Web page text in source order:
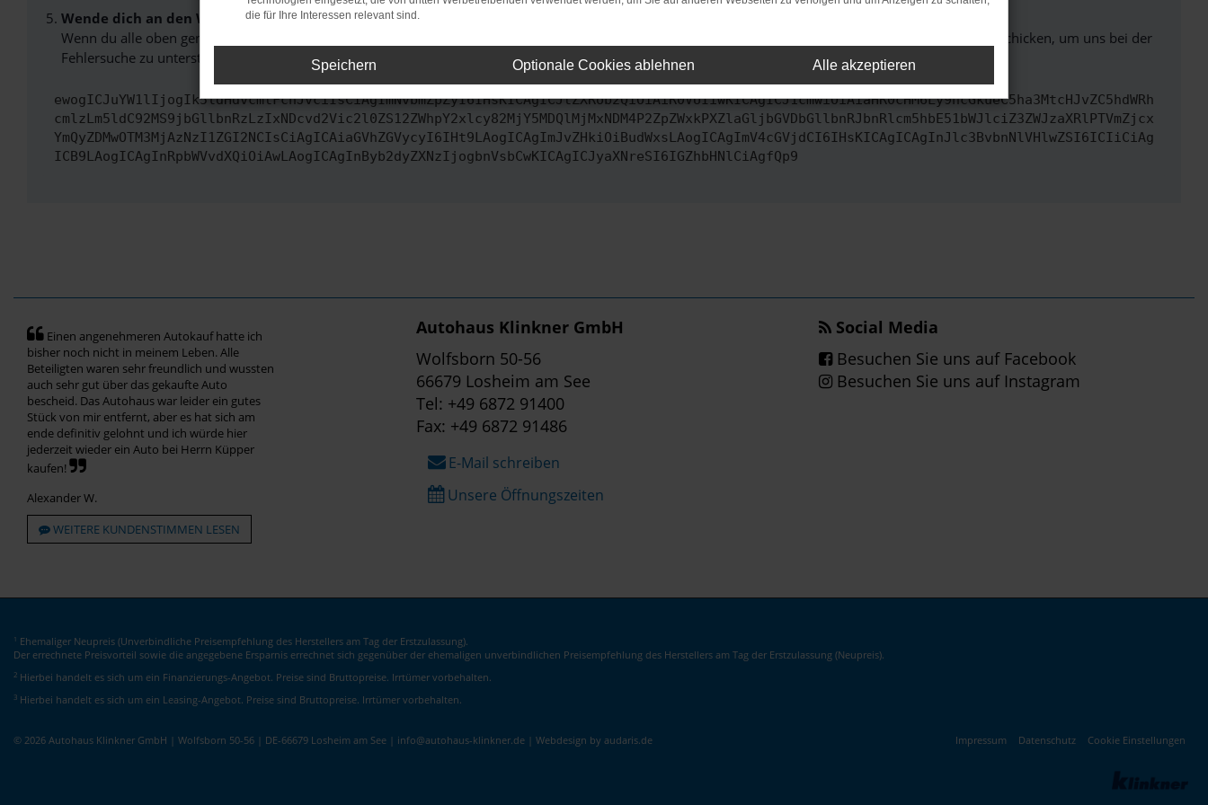
Wende dich an den Webseitenbetreiber.
Wenn du alle oben genannten Schritte versucht hast, kontaktiere uns bitte. Wir werden versuchen, das Problem zu beheben. Du kannst uns diesen Text schicken, um uns bei der
Fehlersuche zu unterstützen:
ewogICJuYW1lIjogIk5ldHdvcmtFcnJvciIsCiAgImNvbmZpZyI6IHsKICAgICJtZXRob2QiOiAiR0VUIiwKICAgICJ1cmwiOiAiaHR0cHM6Ly9hcGkueC5ha3MtcHJvZC5hdWRh
cmlzLm5ldC92MS9jbGllbnRzLzIxNDcvd2Vic2l0ZS12ZWhpY2xlcy82MjY5MDQlMjMxNDM4P2ZpZWxkPXZlaGljbGVDbGllbnRJbnRlcm5hbE51bWJlciZ3ZWJzaXRlPTVmZjcx
YmQyZDMwOTM3MjAzNzI1ZGI2NCIsCiAgICAiaGVhZGVycyI6IHt9LAogICAgImJvZHkiOiBudWxsLAogICAgImV4cGVjdCI6IHsKICAgICAgInJlc3BvbnNlVHlwZSI6ICIiCiAg
ICB9LAogICAgInRpbWVvdXQiOiAwLAogICAgInByb2dyZXNzIjogbnVsbCwKICAgICJyaXNreSI6IGZhbHNlCiAgfQp9
Einen angenehmeren Autokauf hatte ich
bisher noch nicht in meinem Leben. Alle
Beteiligten waren sehr freundlich und wussten
auch sehr gut über das gekaufte Auto
bescheid. Das Autohaus war leider ein gutes
Stück von mir entfernt, aber es hat sich am
ende definitiv gelohnt und ich würde hier
jederzeit wieder ein Auto bei Herrn Küpper
kaufen!
Alexander W.
WEITERE KUNDENSTIMMEN LESEN
Autohaus Klinkner GmbH
Wolfsborn 50-56
66679 Losheim am See
Tel: +49 6872 91400
Fax: +49 6872 91486
E-Mail schreiben
Unsere Öffnungszeiten
Social Media
Besuchen Sie uns auf Facebook
Besuchen Sie uns auf Instagram
1 Ehemaliger Neupreis (Unverbindliche Preisempfehlung des Herstellers am Tag der Erstzulassung).
Der errechnete Preisvorteil sowie die angegebene Ersparnis errechnet sich gegenüber der ehemaligen unverbindlichen Preisempfehlung des Herstellers am Tag der Erstzulassung (Neupreis).
2 Hierbei handelt es sich um ein Finanzierungs-Angebot. Preise sind Bruttopreise. Irrtümer vorbehalten.
3 Hierbei handelt es sich um ein Leasing-Angebot. Preise sind Bruttopreise. Irrtümer vorbehalten.
Impressum Datenschutz Cookie Einstellungen
© 2026 Autohaus Klinkner GmbH | Wolfsborn 50-56 | DE-66679 Losheim am See | info@autohaus-klinkner.de | Webdesign by audaris.de
die für Ihre Interessen relevant sind.
Speichern Optionale Cookies ablehnen Alle akzeptieren